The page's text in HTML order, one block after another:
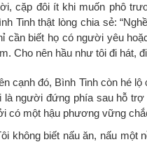
cặp đôi ít khi muốn phô
Tinh thật lòng chia sẻ:
cần biết họ có người yêu
Cho nên hầu như tôi đi hát,
cạnh đó, Bình Tinh còn hé
là người đứng phía sau hỗ
có một hậu phương vững
không biết nấu ăn, nấu